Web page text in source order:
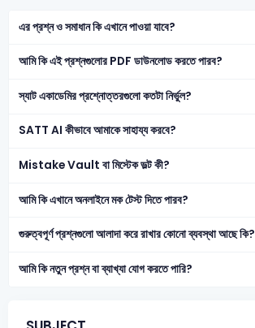
এর প্রশ্ন ও সমাধান কি এখানে পাওয়া যাবে?
আমি কি এই প্রশ্নগুলোর PDF ডাউনলোড করতে পারব?
স্যাট একাডেমির প্রশ্নোত্তরগুলো কতটা নির্ভুল?
SATT AI কীভাবে আমাকে সাহায্য করবে?
Mistake Vault বা মিস্টেক ভল্ট কী?
আমি কি এখানে অনলাইনে মক টেস্ট দিতে পারব?
গুরুত্বপূর্ণ প্রশ্নগুলো আলাদা করে রাখার কোনো ব্যবস্থা আছে কি?
আমি কি নতুন প্রশ্ন বা ব্যাখ্যা যোগ করতে পারি?